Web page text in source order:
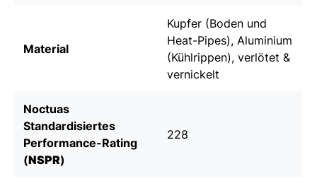
Material
Kupfer (Boden und
Heat-Pipes), Aluminium
(Kühlrippen), verlötet &
vernickelt
Noctuas
Standardisiertes
Performance-Rating
(NSPR)
228